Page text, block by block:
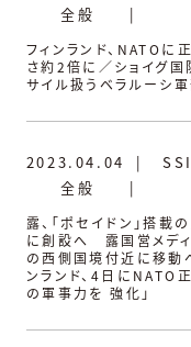
全般
|
フィンランド、NATO
さ約2倍に／ショイグ
サイル扱うベラルーシ
2023.04.04 |
全般
|
露、「ポセイドン」搭
に創設へ 露国営メデ
の西側国境付近に移
ンランド、4日に
の軍事力を 強化」